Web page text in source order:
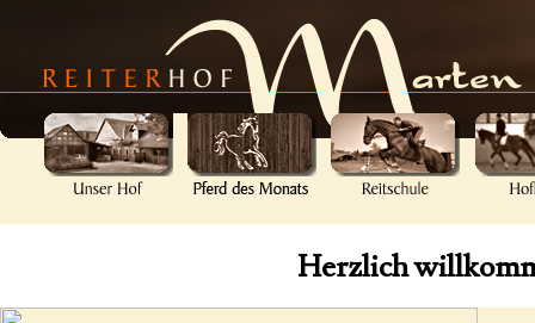
Herzlich